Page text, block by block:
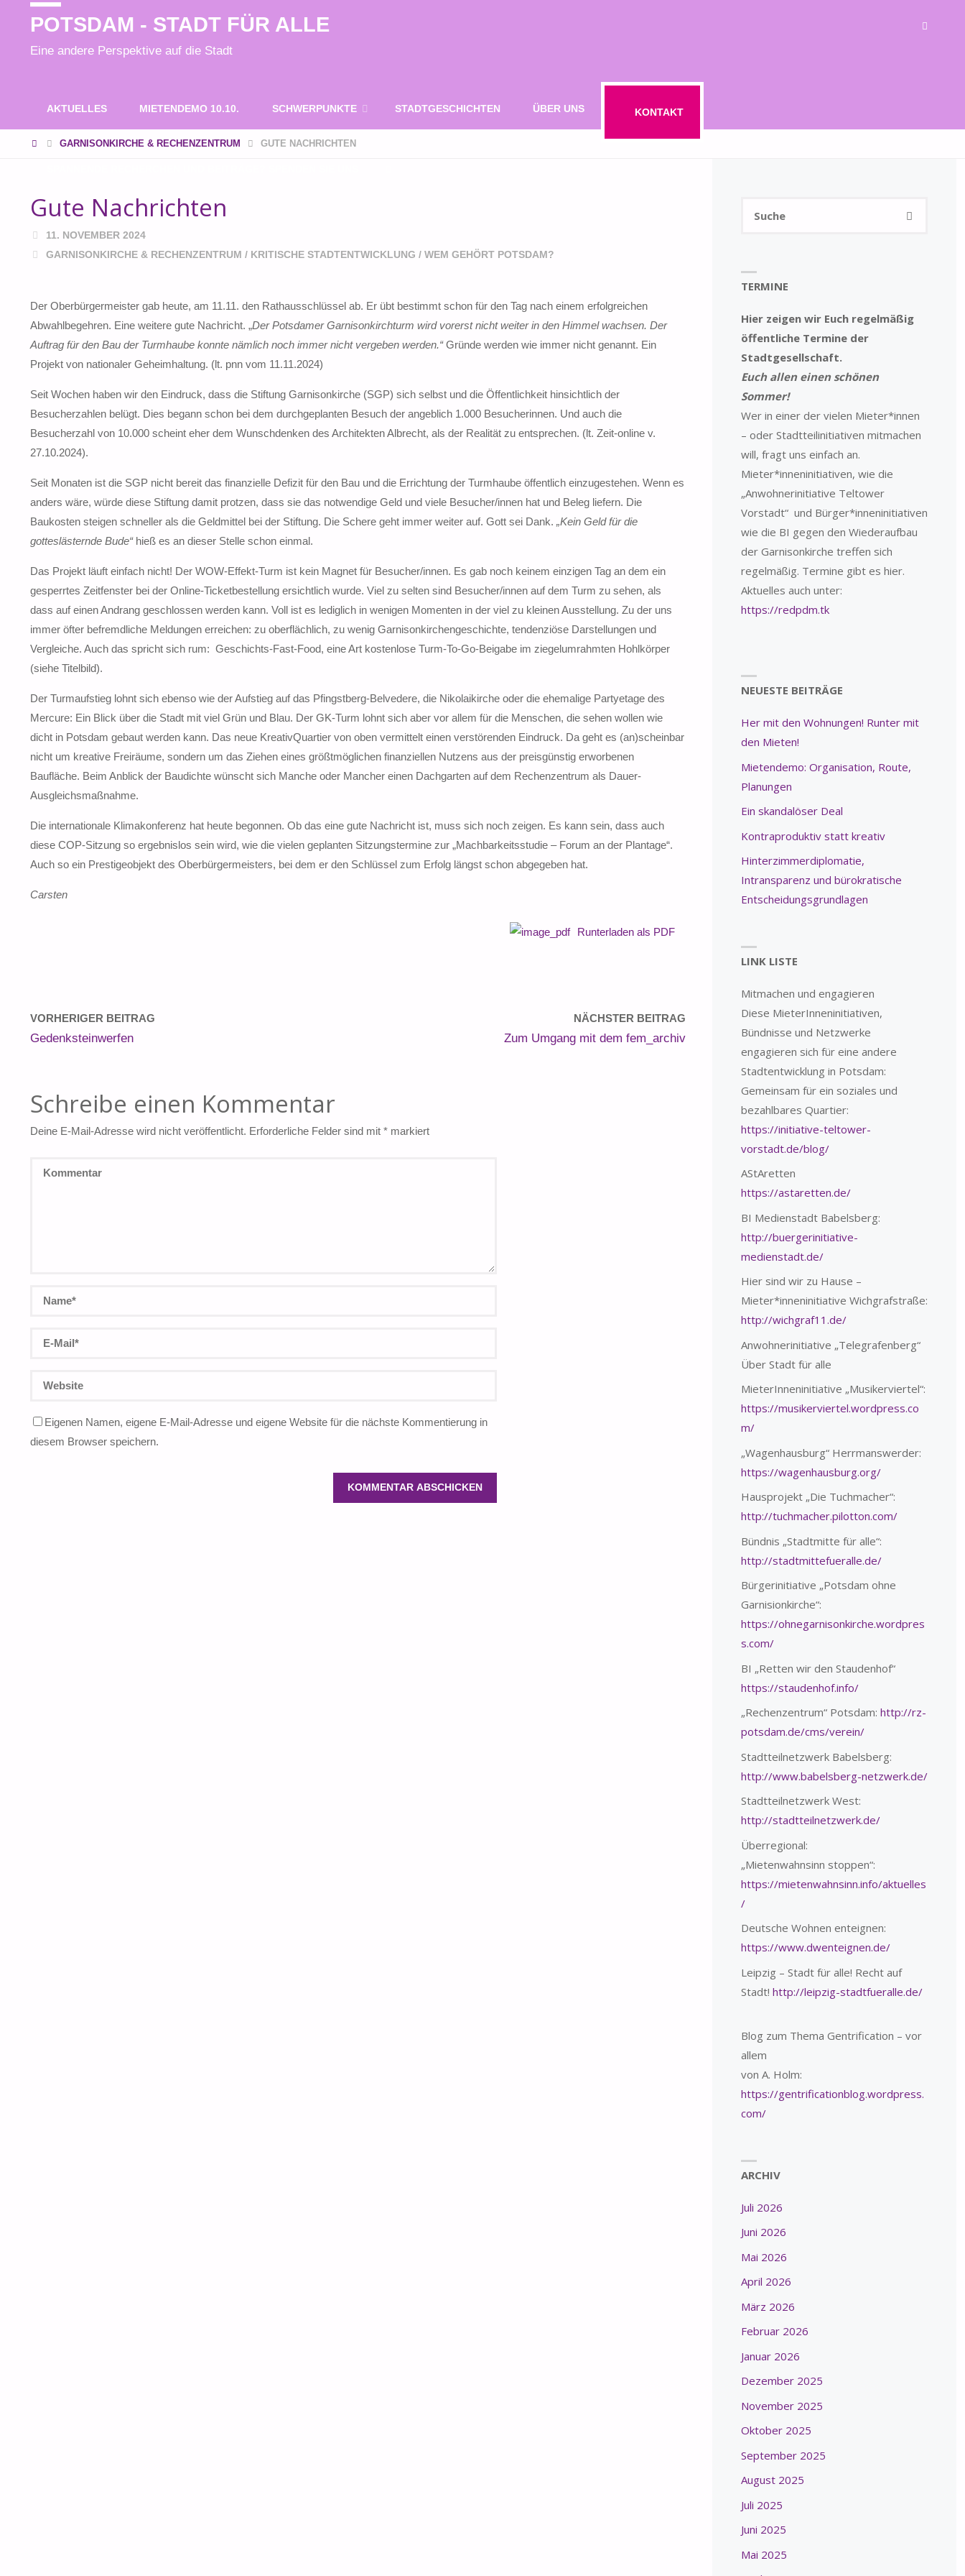
POTSDAM - STADT FÜR ALLE
Eine andere Perspektive auf die Stadt
Inhalt
AKTUELLES MIETENDEMO 10.10. SCHWERPUNKTE STADTGESCHICHTEN ÜBER UNS KONTAKT
STARTGARNISONKIRCHE & RECHENZENTRUM GUTE NACHRICHTEN
Gute Nachrichten
11. NOVEMBER 2024
GARNISONKIRCHE & RECHENZENTRUM / KRITISCHE STADTENTWICKLUNG / WEM GEHÖRT POTSDAM?
Der Oberbürgermeister gab heute, am 11.11. den Rathausschlüssel ab. Er übt bestimmt schon für den Tag nach einem erfolgreichen
Abwahlbegehren. Eine weitere gute Nachricht. „Der Potsdamer Garnisonkirchturm wird vorerst nicht weiter in den Himmel wachsen. Der
Auftrag für den Bau der Turmhaube konnte nämlich noch immer nicht vergeben werden.“Gründe werden wie immer nicht genannt. Ein
Projekt von nationaler Geheimhaltung. (lt. pnn vom 11.11.2024)
Seit Wochen haben wir den Eindruck, dass die Stiftung Garnisonkirche (SGP) sich selbst und die Öffentlichkeit hinsichtlich der
Besucherzahlen belügt. Dies begann schon bei dem durchgeplanten Besuch der angeblich 1.000 Besucherinnen. Und auch die
Besucherzahl von 10.000 scheint eher dem Wunschdenken des Architekten Albrecht, als der Realität zu entsprechen. (lt. Zeit-online v.
27.10.2024).
Seit Monaten ist die SGP nicht bereit das finanzielle Defizit für den Bau und die Errichtung der Turmhaube öffentlich einzugestehen. Wenn es
anders wäre, würde diese Stiftung damit protzen, dass sie das notwendige Geld und viele Besucher/innen hat und Beleg liefern. Die
Baukosten steigen schneller als die Geldmittel bei der Stiftung. Die Schere geht immer weiter auf. Gott sei Dank. „Kein Geld für die
gotteslästernde Bude“ hieß es an dieser Stelle schon einmal.
Das Projekt läuft einfach nicht! Der WOW-Effekt-Turm ist kein Magnet für Besucher/innen. Es gab noch keinem einzigen Tag an dem ein
gesperrtes Zeitfenster bei der Online-Ticketbestellung ersichtlich wurde. Viel zu selten sind Besucher/innen auf dem Turm zu sehen, als
dass auf einen Andrang geschlossen werden kann. Voll ist es lediglich in wenigen Momenten in der viel zu kleinen Ausstellung. Zu der uns
immer öfter befremdliche Meldungen erreichen: zu oberflächlich, zu wenig Garnisonkirchengeschichte, tendenziöse Darstellungen und
Vergleiche. Auch das spricht sich rum: Geschichts-Fast-Food, eine Art kostenlose Turm-To-Go-Beigabe im ziegelumrahmten Hohlkörper
(siehe Titelbild).
Der Turmaufstieg lohnt sich ebenso wie der Aufstieg auf das Pfingstberg-Belvedere, die Nikolaikirche oder die ehemalige Partyetage des
Mercure: Ein Blick über die Stadt mit viel Grün und Blau. Der GK-Turm lohnt sich aber vor allem für die Menschen, die sehen wollen wie
dicht in Potsdam gebaut werden kann. Das neue KreativQuartier von oben vermittelt einen verstörenden Eindruck. Da geht es (an)scheinbar
nicht um kreative Freiräume, sondern um das Ziehen eines größtmöglichen finanziellen Nutzens aus der preisgünstig erworbenen
Baufläche. Beim Anblick der Baudichte wünscht sich Manche oder Mancher einen Dachgarten auf dem Rechenzentrum als Dauer-
Ausgleichsmaßnahme.
Die internationale Klimakonferenz hat heute begonnen. Ob das eine gute Nachricht ist, muss sich noch zeigen. Es kann sein, dass auch
diese COP-Sitzung so ergebnislos sein wird, wie die vielen geplanten Sitzungstermine zur „Machbarkeitsstudie – Forum an der Plantage“.
Auch so ein Prestigeobjekt des Oberbürgermeisters, bei dem er den Schlüssel zum Erfolg längst schon abgegeben hat.
Carsten
Runterladen als PDF
VORHERIGER BEITRAG
Gedenksteinwerfen
NÄCHSTER BEITRAG
Zum Umgang mit dem fem_archiv
Schreibe einen Kommentar
Deine E-Mail-Adresse wird nicht veröffentlicht. Erforderliche Felder sind mit * markiert
Eigenen Namen, eigene E-Mail-Adresse und eigene Website für die nächste Kommentierung in
diesem Browser speichern.
SUCHE
TERMINE
Hier zeigen wir Euch regelmäßig
öffentliche Termine der
Stadtgesellschaft.
Euch allen einen schönen
Sommer!
Wer in einer der vielen Mieter*innen
– oder Stadtteilinitiativen mitmachen
will, fragt uns einfach an.
Mieter*inneninitiativen, wie die
„Anwohnerinitiative Teltower
Vorstadt“ und Bürger*inneninitiativen
wie die BI gegen den Wiederaufbau
der Garnisonkirche treffen sich
regelmäßig. Termine gibt es hier.
Aktuelles auch unter:
https://redpdm.tk
NEUESTE BEITRÄGE
Her mit den Wohnungen! Runter mit
den Mieten!
Mietendemo: Organisation, Route,
Planungen
Ein skandalöser Deal
Kontraproduktiv statt kreativ
Hinterzimmerdiplomatie,
Intransparenz und bürokratische
Entscheidungsgrundlagen
LINK LISTE
Mitmachen und engagieren
Diese MieterInneninitiativen,
Bündnisse und Netzwerke
engagieren sich für eine andere
Stadtentwicklung in Potsdam:
Gemeinsam für ein soziales und
bezahlbares Quartier:
https://initiative-teltower-
vorstadt.de/blog/
AStAretten
https://astaretten.de/
BI Medienstadt Babelsberg:
http://buergerinitiative-
medienstadt.de/
Hier sind wir zu Hause –
Mieter*inneninitiative Wichgrafstraße:
http://wichgraf11.de/
Anwohnerinitiative „Telegrafenberg“
Über Stadt für alle
MieterInneninitiative „Musikerviertel“:
https://musikerviertel.wordpress.co
m/
„Wagenhausburg“ Herrmanswerder:
https://wagenhausburg.org/
Hausprojekt „Die Tuchmacher“:
http://tuchmacher.pilotton.com/
Bündnis „Stadtmitte für alle“:
http://stadtmittefueralle.de/
Bürgerinitiative „Potsdam ohne
Garnisionkirche“:
https://ohnegarnisonkirche.wordpres
s.com/
BI „Retten wir den Staudenhof“
https://staudenhof.info/
„Rechenzentrum“ Potsdam: http://rz-
potsdam.de/cms/verein/
Stadtteilnetzwerk Babelsberg:
http://www.babelsberg-netzwerk.de/
Stadtteilnetzwerk West:
http://stadtteilnetzwerk.de/
Überregional:
„Mietenwahnsinn stoppen“:
https://mietenwahnsinn.info/aktuelles
/
Deutsche Wohnen enteignen:
https://www.dwenteignen.de/
Leipzig – Stadt für alle! Recht auf
Stadt! http://leipzig-stadtfueralle.de/
Blog zum Thema Gentrification – vor
allem
von A. Holm:
https://gentrificationblog.wordpress.
com/
ARCHIV
Juli 2026
Juni 2026
Mai 2026
April 2026
März 2026
Februar 2026
Januar 2026
Dezember 2025
November 2025
Oktober 2025
September 2025
August 2025
Juli 2025
Juni 2025
Mai 2025